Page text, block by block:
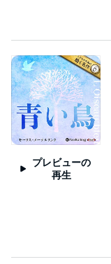
プレビューの
再生